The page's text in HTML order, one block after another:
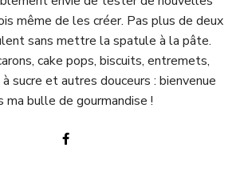
même de les créer. Pas plus de deux
sans mettre la spatule à la pâte.
cake pops, biscuits, entremets,
sucre et autres douceurs : bienvenue
ma bulle de gourmandise !